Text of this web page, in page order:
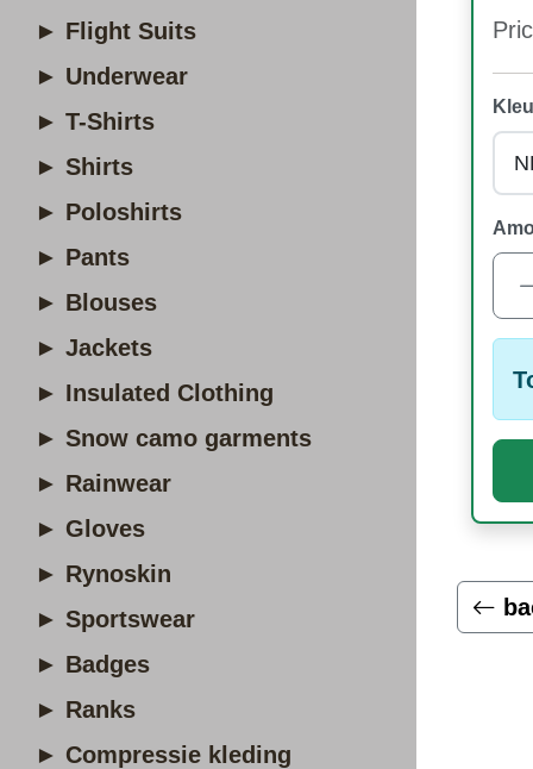
► Flight Suits
► Underwear
► T-Shirts
► Shirts
► Poloshirts
► Pants
► Blouses
► Jackets
► Insulated Clothing
► Snow camo garments
► Rainwear
► Gloves
► Rynoskin
► Sportswear
► Badges
► Ranks
► Compressie kleding